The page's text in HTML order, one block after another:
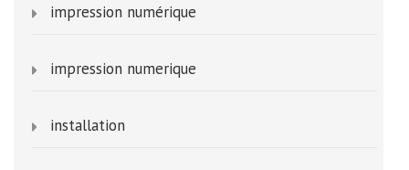
impression numérique
impression numerique
installation